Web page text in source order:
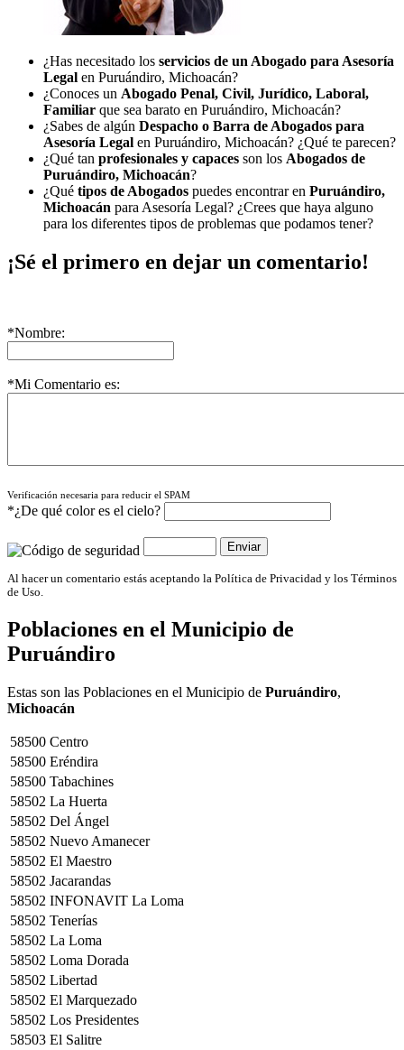
¿Has necesitado los servicios de un Abogado para Asesoría
Legal en Puruándiro, Michoacán?
¿Conoces un Abogado Penal, Civil, Jurídico, Laboral,
Familiar que sea barato en Puruándiro, Michoacán?
¿Sabes de algún Despacho o Barra de Abogados para
Asesoría Legal en Puruándiro, Michoacán? ¿Qué te parecen?
¿Qué tan profesionales y capaces son los Abogados de
Puruándiro, Michoacán?
¿Qué tipos de Abogados puedes encontrar en Puruándiro,
Michoacán para Asesoría Legal? ¿Crees que haya alguno
para los diferentes tipos de problemas que podamos tener?
¡Sé el primero en dejar un comentario!
*Nombre:
*Mi Comentario es:
Verificación necesaria para reducir el SPAM
*¿De qué color es el cielo?
Al hacer un comentario estás aceptando la Política de Privacidad y los Términos
de Uso.
Poblaciones en el Municipio de
Puruándiro
Estas son las Poblaciones en el Municipio de Puruándiro,
Michoacán
58500 Centro
58500 Eréndira
58500 Tabachines
58502 La Huerta
58502 Del Ángel
58502 Nuevo Amanecer
58502 El Maestro
58502 Jacarandas
58502 INFONAVIT La Loma
58502 Tenerías
58502 La Loma
58502 Loma Dorada
58502 Libertad
58502 El Marquezado
58502 Los Presidentes
58503 El Salitre